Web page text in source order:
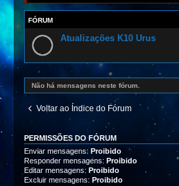
FÓRUM
Atualizações K10 Urus
Não há mensagens neste fórum.
Voltar ao Índice do Fórum
PERMISSÕES DO FÓRUM
Enviar mensagens: Proibido
Responder mensagens: Proibido
Editar mensagens: Proibido
Excluir mensagens: Proibido